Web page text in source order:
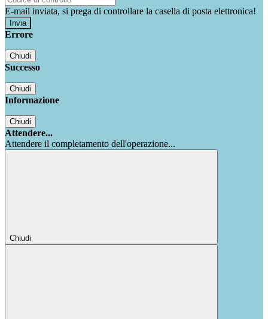
E-mail inviata, si prega di controllare la casella di posta elettronica!
Errore
Chiudi
Successo
Chiudi
Informazione
Chiudi
Attendere...
Attendere il completamento dell'operazione...
Chiudi